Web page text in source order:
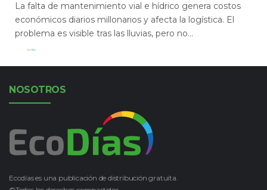
La falta de mantenimiento vial e hídrico genera costos
económicos diarios millonarios y afecta la logística. El
problema es visible tras las lluvias, pero no...
Leer Más
NOSOTROS
Ecodías es una publicación de distribución gratuita.